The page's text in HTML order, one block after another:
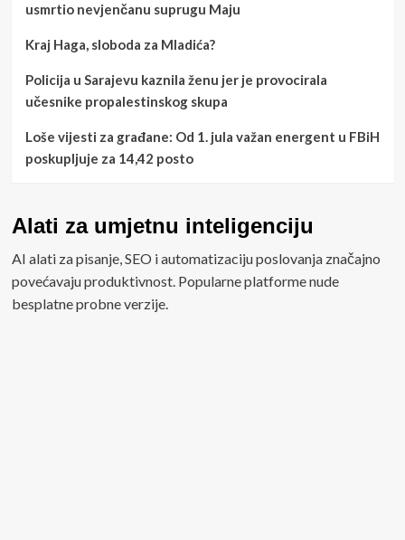
usmrtio nevjenčanu suprugu Maju
Kraj Haga, sloboda za Mladića?
Policija u Sarajevu kaznila ženu jer je provocirala
učesnike propalestinskog skupa
Loše vijesti za građane: Od 1. jula važan energent u FBiH
poskupljuje za 14,42 posto
Alati za umjetnu inteligenciju
AI alati za pisanje, SEO i automatizaciju poslovanja značajno
povećavaju produktivnost. Popularne platforme nude
besplatne probne verzije.